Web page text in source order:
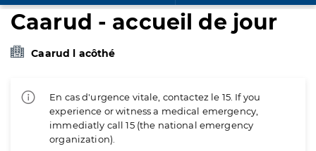
Caarud - accueil de jour
Caarud l acôthé
En cas d'urgence vitale, contactez le 15. If you
experience or witness a medical emergency,
immediatly call 15 (the national emergency
organization).